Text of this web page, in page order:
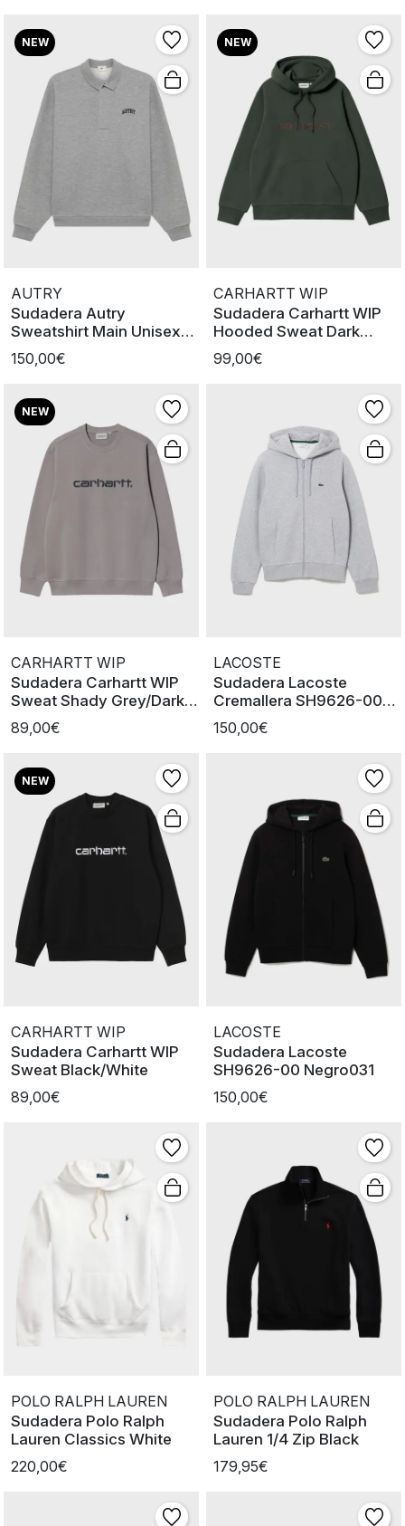
NEW
AUTRY
Sudadera Autry
Sweatshirt Main Unisex
Heavy Jers
150,00€
NEW
CARHARTT WIP
Sudadera Carhartt WIP
Hooded Sweat Dark
Scarab
99,00€
NEW
CARHARTT WIP
Sudadera Carhartt WIP
Sweat Shady Grey/Dark
Navy
89,00€
LACOSTE
Sudadera Lacoste
Cremallera SH9626-00
CCA gris
150,00€
NEW
CARHARTT WIP
Sudadera Carhartt WIP
Sweat Black/White
89,00€
LACOSTE
Sudadera Lacoste
SH9626-00 Negro031
150,00€
POLO RALPH LAUREN
Sudadera Polo Ralph
Lauren Classics White
220,00€
POLO RALPH LAUREN
Sudadera Polo Ralph
Lauren 1/4 Zip Black
179,95€